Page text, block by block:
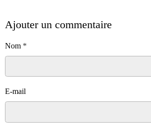
Ajouter un commentaire
Nom
E-mail